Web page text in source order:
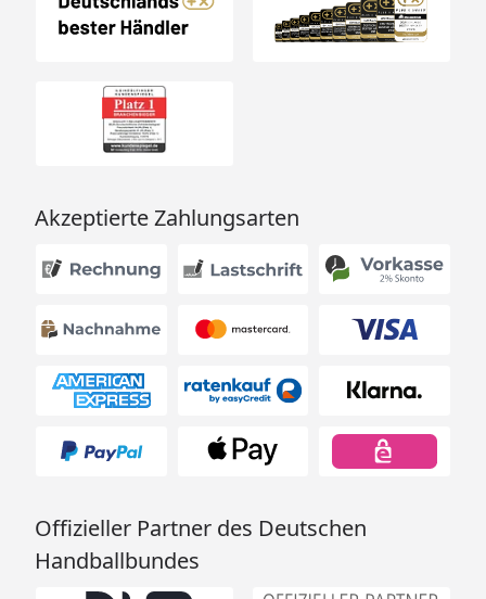
Akzeptierte Zahlungsarten
Offizieller Partner des Deutschen
Handballbundes